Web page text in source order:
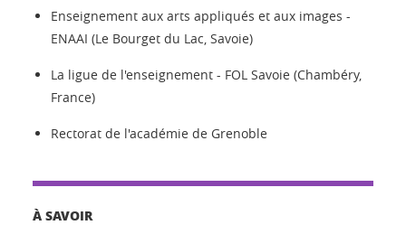
Enseignement aux arts appliqués et aux images -
ENAAI (Le Bourget du Lac, Savoie)
La ligue de l'enseignement - FOL Savoie (Chambéry,
France)
Rectorat de l'académie de Grenoble
À SAVOIR